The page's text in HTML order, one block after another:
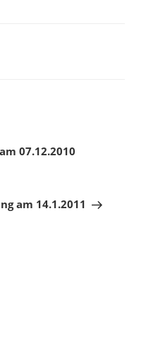
07.12.2010
am 14.1.2011